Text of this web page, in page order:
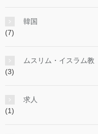
韓国
(7)
ムスリム・イスラム教
(3)
求人
(1)